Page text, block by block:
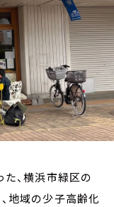
、横浜市緑区の
地域の少子高齢化